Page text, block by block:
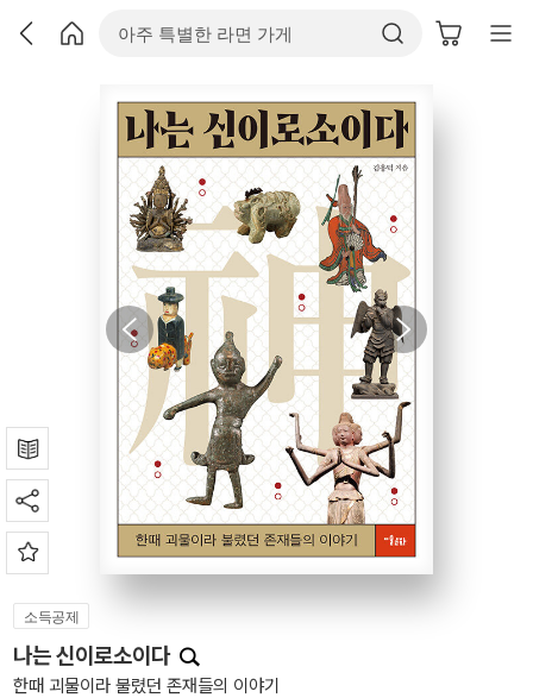
소득공제
나는 신이로소이다
한때 괴물이라 불렸던 존재들의 이야기